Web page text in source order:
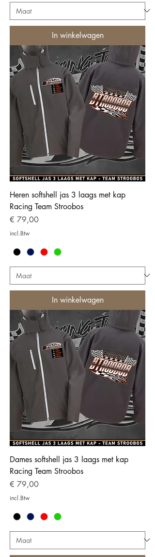
In winkelwagen
Heren softshell jas 3 laags met kap
Racing Team Stroobos
Prijs
€ 79,00
incl.Btw
In winkelwagen
Dames softshell jas 3 laags met kap
Racing Team Stroobos
Prijs
€ 79,00
incl.Btw